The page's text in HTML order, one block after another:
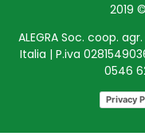
2019
ALEGRA Soc. coop.
Italia | P.iva
0546
Privacy